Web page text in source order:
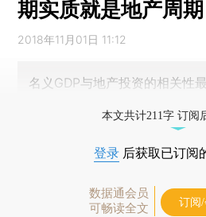
期实质就是地产周期
2018年11月01日 11:12
名义GDP与地产投资的相关性
本文共计211字 订阅
登录 后获取已订阅
数据通会员
可畅读全文
订阅